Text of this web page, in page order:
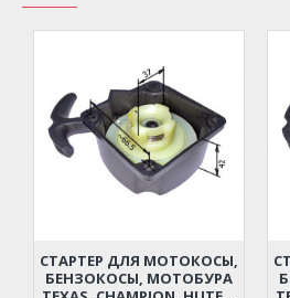
СТАРТЕР ДЛЯ МОТОКОСЫ,
БЕНЗОКОСЫ, МОТОБУРА